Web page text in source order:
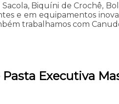
Biquíni de Crochê,
e em equipamentos
trabalhamos com
Executiva